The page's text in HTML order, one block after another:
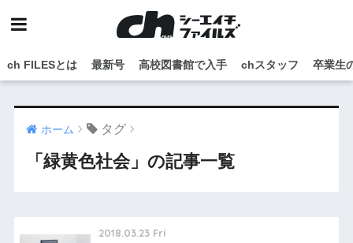
ch FILESとは 最新号 高校図書館で入手 chスタッフ 卒業生
ホーム タグ
「緑黄色社会」の記事一覧
2018.03.23 Fri